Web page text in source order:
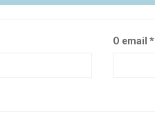
O email *